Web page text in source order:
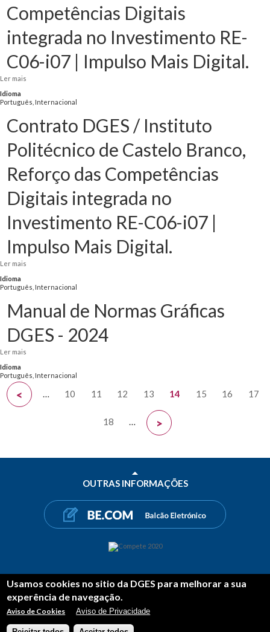
Competências Digitais
integrada no Investimento RE-
C06-i07 | Impulso Mais Digital.
Ler mais
Idioma
Português, Internacional
Contrato DGES / Instituto
Politécnico de Castelo Branco,
Reforço das Competências
Digitais integrada no
Investimento RE-C06-i07 |
Impulso Mais Digital.
Ler mais
Idioma
Português, Internacional
Manual de Normas Gráficas
DGES - 2024
Ler mais
Idioma
Português, Internacional
Páginas
< 10 11 12 13 14 15 16 17
18 … >
OUTRAS INFORMAÇÕES
PARTILHAR
Usamos cookies no sitio da DGES para melhorar a sua
experência de navegação.
Aviso de Cookies Aviso de Privacidade